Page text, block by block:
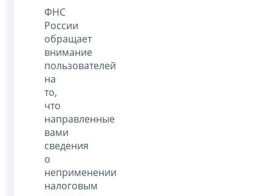
ФНС
России
обращает
внимание
пользователей
на
то,
что
направленные
вами
сведения
о
неприменении
налоговым